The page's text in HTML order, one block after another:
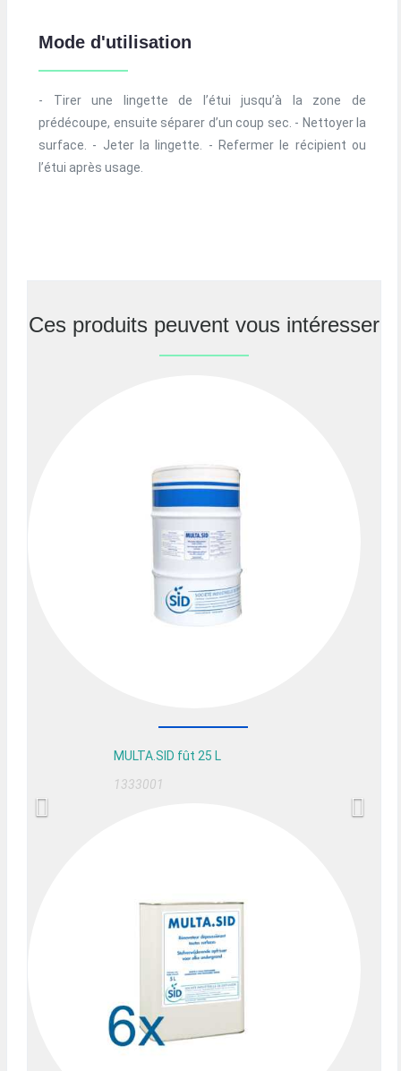
Mode d'utilisation
- Tirer une lingette de l’étui jusqu’à la zone de
prédécoupe, ensuite séparer d’un coup sec. - Nettoyer la
surface. - Jeter la lingette. - Refermer le récipient ou
l’étui après usage.
Ces produits peuvent vous intéresser
MULTA.SID fût 25 L
1333001